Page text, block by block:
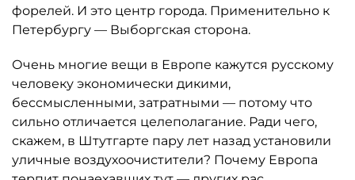
форелей. И это центр города. Применительно к
Петербургу — Выборгская сторона.
Очень многие вещи в Европе кажутся русскому
человеку экономически дикими,
бессмысленными, затратными — потому что
сильно отличается целеполагание. Ради чего,
скажем, в Штутгарте пару лет назад установили
уличные воздухоочистители? Почему Европа